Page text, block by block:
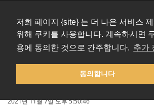
저희 페이지 {site} 는 더 나은 서비스
위해 쿠키를 사용합니다. 계속하시면
용에 동의한 것으로 간주합니다. 추가
동의합니다
Cxu iu konas tiun kiu volus kun-fari
en Interslava?
Cxu tiaj jxurnaloj jam ekzistas?
2021년 11월 7일 오후 5:50:46